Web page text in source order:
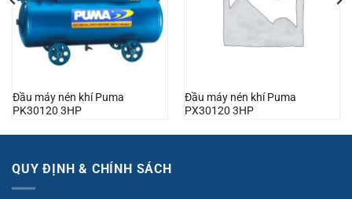
Đầu máy nén khí Puma
PK30120 3HP
Đầu máy nén khí Puma
PX30120 3HP
QUY ĐỊNH & CHÍNH SÁCH